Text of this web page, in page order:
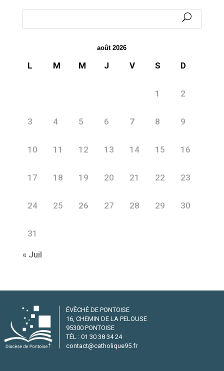
août 2026
L M M J V S D
1 2
3 4 5 6 7 8 9
10 11 12 13 14 15 16
17 18 19 20 21 22 23
24 25 26 27 28 29 30
31
« Juil
ÉVÊCHÉ DE PONTOISE
16, CHEMIN DE LA PELOUSE
95300 PONTOISE
TÉL : 01 30 38 34 24
contact@catholique95.fr